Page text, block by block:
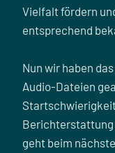
Vielfalt fördern
entsprechend
Nun wir haben
Audio-Dateien
Berichterstattung
geht beim